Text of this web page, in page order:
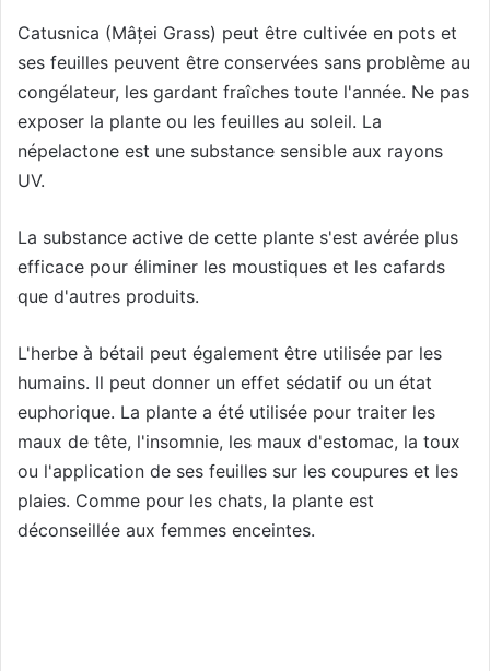
Catusnica (Mâței Grass) peut être cultivée en pots et
ses feuilles peuvent être conservées sans problème au
congélateur, les gardant fraîches toute l'année. Ne pas
exposer la plante ou les feuilles au soleil. La
népelactone est une substance sensible aux rayons
UV.
La substance active de cette plante s'est avérée plus
efficace pour éliminer les moustiques et les cafards
que d'autres produits.
L'herbe à bétail peut également être utilisée par les
humains. Il peut donner un effet sédatif ou un état
euphorique. La plante a été utilisée pour traiter les
maux de tête, l'insomnie, les maux d'estomac, la toux
ou l'application de ses feuilles sur les coupures et les
plaies. Comme pour les chats, la plante est
déconseillée aux femmes enceintes.